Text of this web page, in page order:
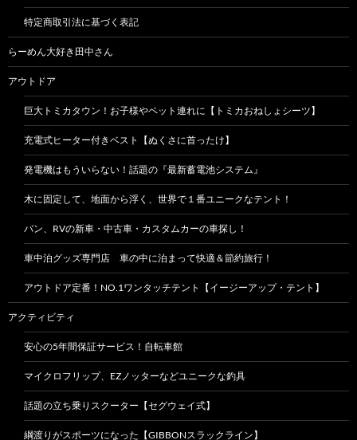
特定商取引法に基づく表記
らーめん大好き田中さん
アウトドア
巨大トミカタウン！お子様やペット連れに【トミカおねしょシーツ】
充電式ヒーター付きベスト【ぬくさに首ったけ】
発電機はもういらない！話題の『最新蓄電池システム』
木に固定して、地面から浮く、世界で１番ユニークなテント！
バン、RVの新車・中古車・カスタムカーの車探し！
車中泊グッズ専門店 車の中に泊まって快適＆節約旅行！
アウトドア定番！NO.1ワンタッチテント【イージーアップ・テント】
アクティビティ
安心の5年間保証サービス！自転車館
マイクロフリップ、EZノッターなどユニークな釣具
話題の立ち乗りスクーター【セグウェイ式】
綱渡りがスポーツになった【GIBBONスラックライン】